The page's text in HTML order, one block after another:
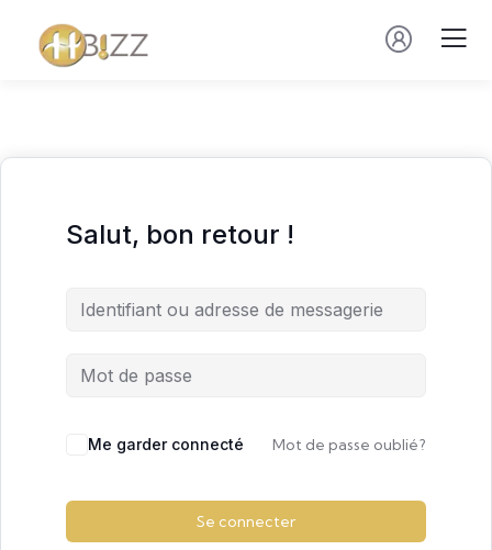
Salut, bon retour !
Me garder connecté Mot de passe oublié?
Se connecter